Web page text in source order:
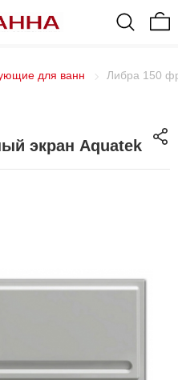
для ванн Либра 150
экран Aquatek